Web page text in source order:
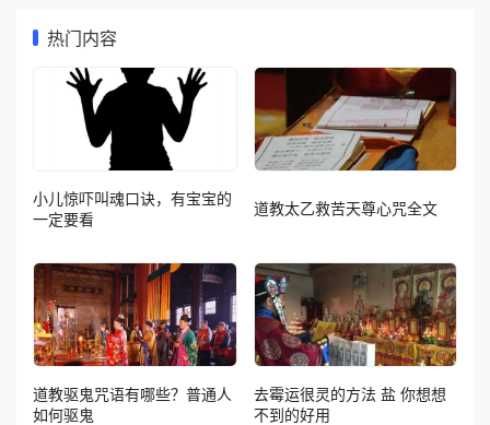
热门内容
小儿惊吓叫魂口诀，有宝宝的
一定要看
道教太乙救苦天尊心咒全文
道教驱鬼咒语有哪些？普通人
如何驱鬼
去霉运很灵的方法 盐 你想想
不到的好用